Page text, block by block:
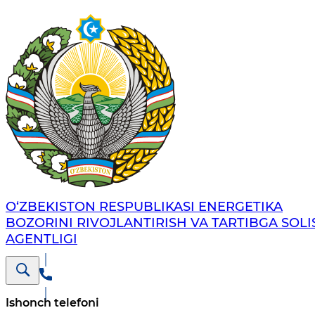
O‘ZBEKISTON RESPUBLIKASI ENERGETIKA
BOZORINI RIVOJLANTIRISH VA TARTIBGA
AGENTLIGI
Ishonch telefoni